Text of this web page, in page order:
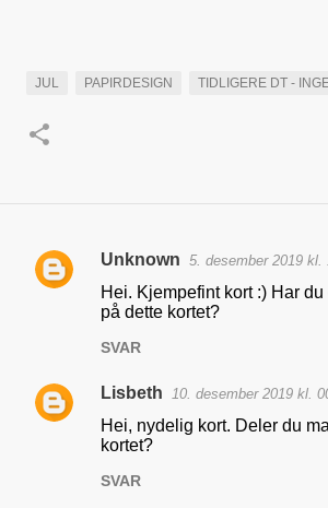
JUL PAPIRDESIGN TIDLIGERE DT -
K
e
n
Unknown 5. desember 2019 kl.
Hei. Kjempefint kort :) Har du
på dette kortet?
SVAR
Lisbeth 10. desember 2019 kl.
Hei, nydelig kort. Deler du
kortet?
SVAR